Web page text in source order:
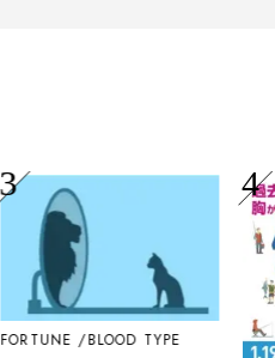
FORTUNE BLOOD TYPE